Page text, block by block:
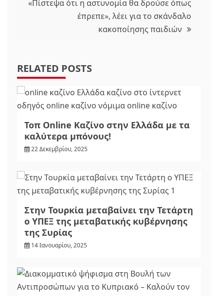
«Πίστεψα ότι η αστυνομία θα δρούσε όπως
έπρεπε», λέει για το σκάνδαλο
κακοποίησης παιδιών
RELATED POSTS
Τοπ Online Καζίνο στην Ελλάδα με τα
καλύτερα μπόνους!
22 Δεκεμβρίου, 2025
Στην Τουρκία μεταβαίνει την Τετάρτη
ο ΥΠΕΞ της μεταβατικής κυβέρνησης
της Συρίας
14 Ιανουαρίου, 2025